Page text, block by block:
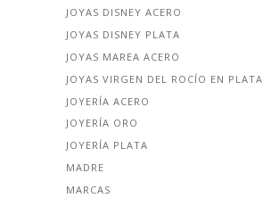
JOYAS DISNEY ACERO
JOYAS DISNEY PLATA
JOYAS MAREA ACERO
JOYAS VIRGEN DEL ROCÍO EN PLATA
JOYERÍA ACERO
JOYERÍA ORO
JOYERÍA PLATA
MADRE
MARCAS